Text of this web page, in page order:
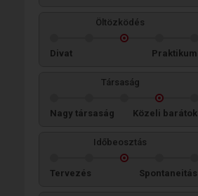
Öltözködés
Divat Praktikum
Társaság
Nagy társaság Közeli barátok
Időbeosztás
Tervezés Spontaneitás